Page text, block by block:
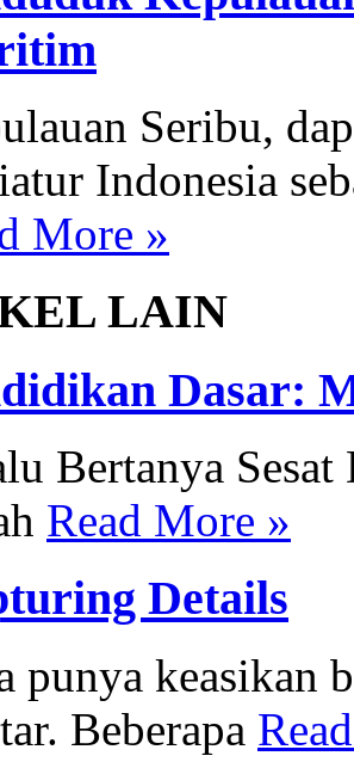
Seribu,
Indonesia
More »
LAIN
Dasar:
Bertanya
Read More »
Details
punya keasikan
Beberapa